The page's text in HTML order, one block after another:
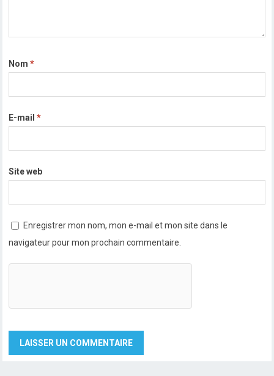
Nom*
E-mail*
Site web
Enregistrer mon nom, mon e-mail et mon site dans le
navigateur pour mon prochain commentaire.